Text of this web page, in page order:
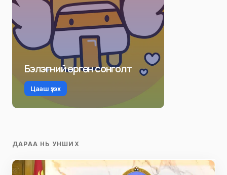
Бэлэгний өргөн сонголт
Цааш үзэх
ДАРАА НЬ УНШИХ